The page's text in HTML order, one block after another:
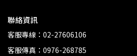
聯絡資訊
客服專線：02-27606106
客服傳真：0976-268785